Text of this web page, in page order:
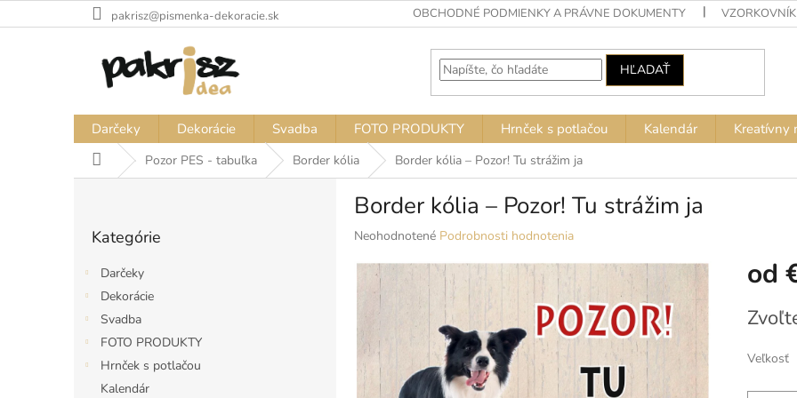
na
pakrisz@pismenka-dekoracie.sk OBCHODNÉ PODMIENKY A PRÁVNE DOKUMENTY VZORKOVNÍK
HĽADAŤ
Darčeky Dekorácie Svadba FOTO PRODUKTY Hrnček s potlačou Kalendár Kreatívny
DomovPozor PES - tabuľka Border kólia Border kólia – Pozor! Tu strážim ja
kategórie
Kategórie
Darčeky
Dekorácie
Svadba
FOTO PRODUKTY
Hrnček s potlačou
Kalendár
Border kólia – Pozor! Tu strážim ja
Priemerné
produktu
hviezdičiek.
Neohodnotené Podrobnosti hodnotenia
od
cena:
Veľkosť